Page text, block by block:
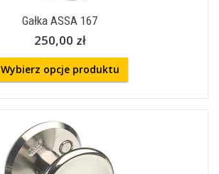
Gałka ASSA 167
250,00 zł
Wybierz opcje produktu